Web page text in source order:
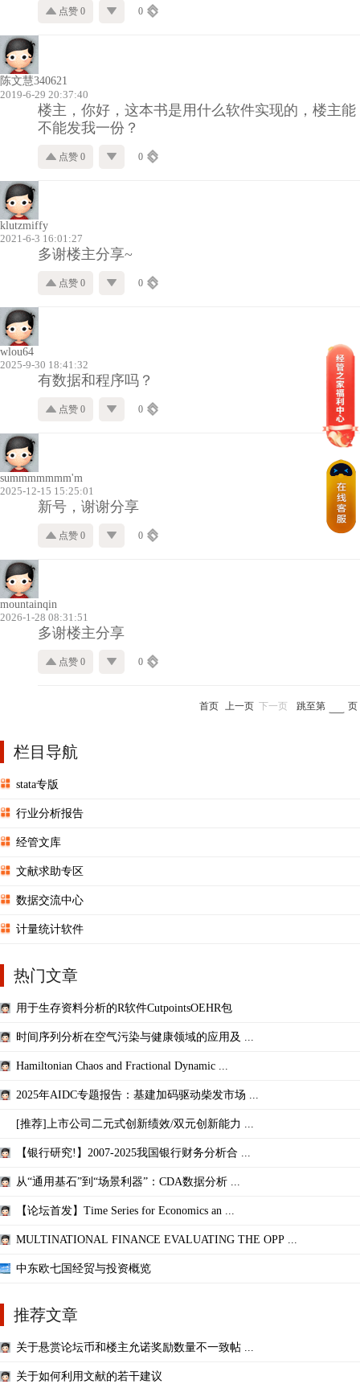
点赞 0 0
陈文慧340621
2019-6-29 20:37:40
楼主，你好，这本书是用什么软件实现的，楼主能
不能发我一份？
点赞 0 0
klutzmiffy
2021-6-3 16:01:27
多谢楼主分享~
点赞 0 0
wlou64
2025-9-30 18:41:32
有数据和程序吗？
点赞 0 0
summmmmmm'm
2025-12-15 15:25:01
新号，谢谢分享
点赞 0 0
mountainqin
2026-1-28 08:31:51
多谢楼主分享
点赞 0 0
首页 上一页 下一页 跳至第 页
栏目导航
stata专版
行业分析报告
经管文库
文献求助专区
数据交流中心
计量统计软件
热门文章
用于生存资料分析的R软件CutpointsOEHR包
时间序列分析在空气污染与健康领域的应用及 ...
Hamiltonian Chaos and Fractional Dynamic ...
2025年AIDC专题报告：基建加码驱动柴发市场 ...
[推荐]上市公司二元式创新绩效/双元创新能力 ...
【银行研究!】2007-2025我国银行财务分析合 ...
从“通用基石”到“场景利器”：CDA数据分析 ...
【论坛首发】Time Series for Economics an ...
MULTINATIONAL FINANCE EVALUATING THE OPP ...
中东欧七国经贸与投资概览
推荐文章
关于悬赏论坛币和楼主允诺奖励数量不一致帖 ...
关于如何利用文献的若干建议